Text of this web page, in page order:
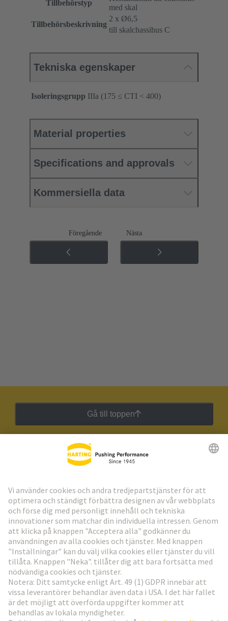
Tillbehörstyp
med skal
Tillbehörsbeskrivning
2 x Ø6,5
till skalchassihus C
Tekniska egenskaper
Isoleringsgrupp IIIa (175 ≤ CTI < 400)
Material properties
Specifications and approvals
Kommersiella data
Föregående Nästa
Gå till toppen
HARTING:s nyhetsbrev
Gå till registrering
Social Media